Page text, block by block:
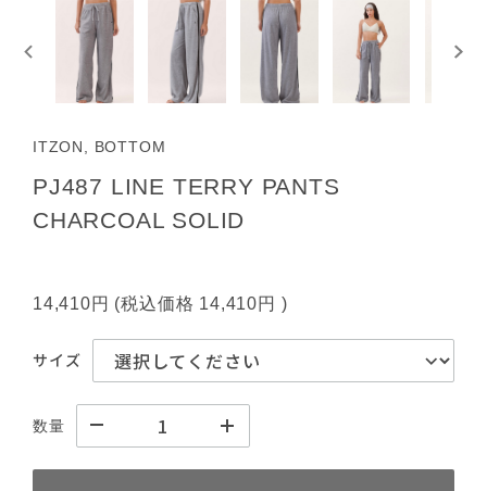
ITZON, BOTTOM
PJ487 LINE TERRY PANTS
CHARCOAL SOLID
14,410円 (税込価格 14,410円 )
サイズ
数量